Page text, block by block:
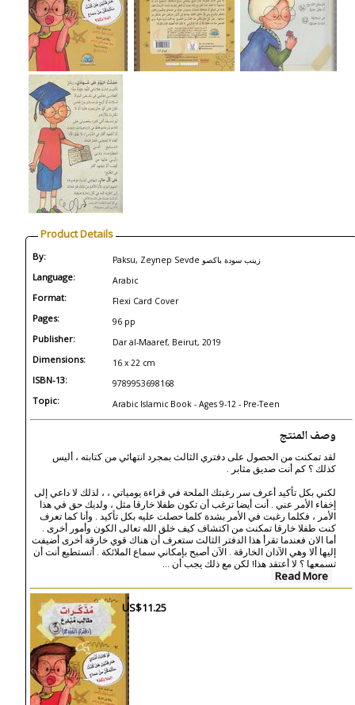
Product Details
By: Paksu, Zeynep Sevde زينب سودة باكصو
Language: Arabic
Format: Flexi Card Cover
Pages: 96 pp
Publisher: Dar al-Maaref, Beirut, 2019
Dimensions: 16 x 22 cm
ISBN-13: 9789953698168
Topic: Arabic Islamic Book - Ages 9-12 - Pre-Teen
وصف المنتج
لقد تمكنت من الحصول على دفتري الثالث بمجرد انتهائي من كتابته ، أليس
كذلك ؟ كم أنت صديق مثابر .
لكني بكل تأكيد أعرف سر رغبتك الملحة في قراءة يومياتي ، ، لذلك لا داعي إلى
إخفاء الأمر عني . أنت أيضا ترغب أن تكون طفلا خارقا مثل ، ولديك حق في هذا
الأمر ، فكلما رغبت في الأمر بشدة كلما حصلت عليه بكل تأكيد . وأنا كما تعرف
كنت طفلا خارقا تمكنت من اكتشاف كيف خلق الله تعالى الكون وأمور أخرى .
أما الان فعندما تقرأ هذا الدفتر الثالث ستعرف أن هناك قوي خارقة أخرى أضيفت
إليها ألا وهي الآذان الخارقة . الآن أصبح بإمكاني سماع الملائكة . أتستطيع أنت أن
تسمعها ؟ لا أعتقد هذا! لكن مع ذلك يجب أن ...
Read More
US$11.25